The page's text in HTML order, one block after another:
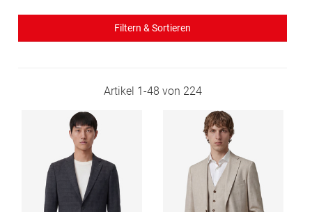
Filtern & Sortieren
Artikel 1-48 von 224